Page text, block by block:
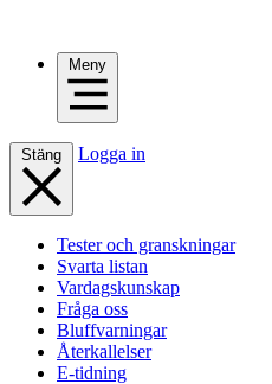
Meny
Stäng Logga in
Tester och granskningar
Svarta listan
Vardagskunskap
Fråga oss
Bluffvarningar
Återkallelser
E-tidning